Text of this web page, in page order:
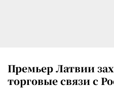
Премьер Латвии
торговые связи с